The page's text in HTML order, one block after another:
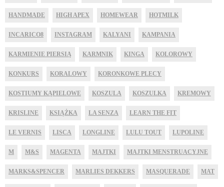
HANDMADE HIGH APEX HOMEWEAR HOTMILK
INCARICO8 INSTAGRAM KALYANI KAMPANIA
KARMIENIE PIERSIĄ KARMNIK KINGA KOLOROWY
KONKURS KORALOWY KORONKOWE PLECY
KOSTIUMY KĄPIELOWE KOSZULA KOSZULKA KREMOWY
KRISLINE KSIĄŻKA LA SENZA LEARN THE FIT
LE VERNIS LISCA LONGLINE LULU TOUT LUPOLINE
M M&S MAGENTA MAJTKI MAJTKI MENSTRUACYJNE
MARKS&SPENCER MARLIES DEKKERS MASQUERADE MAT